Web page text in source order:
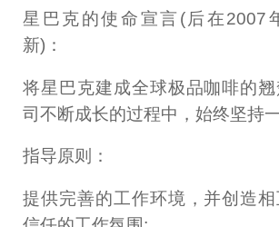
星巴克的使命宣言(后在2007
新)：
将星巴克建成全球极品咖啡的
司不断成长的过程中，始终坚持
指导原则：
提供完善的工作环境，并创造